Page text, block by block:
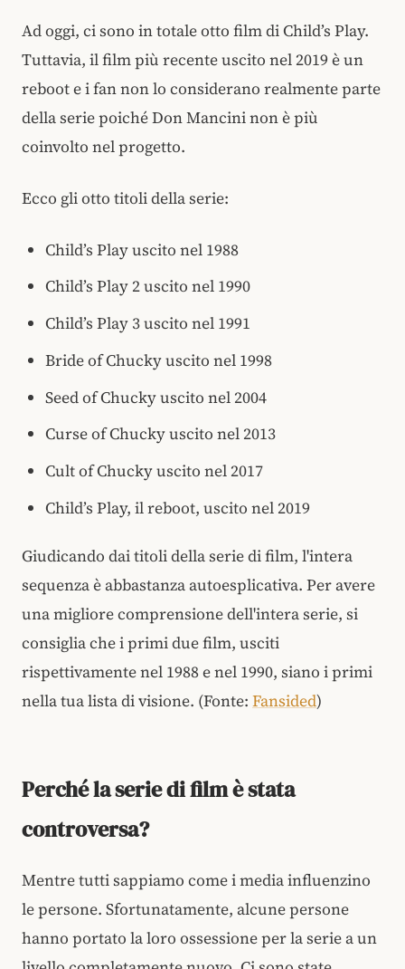
Ad oggi, ci sono in totale otto film di Child’s Play.
Tuttavia, il film più recente uscito nel 2019 è un
reboot e i fan non lo considerano realmente parte
della serie poiché Don Mancini non è più
coinvolto nel progetto.
Ecco gli otto titoli della serie:
Child’s Play uscito nel 1988
Child’s Play 2 uscito nel 1990
Child’s Play 3 uscito nel 1991
Bride of Chucky uscito nel 1998
Seed of Chucky uscito nel 2004
Curse of Chucky uscito nel 2013
Cult of Chucky uscito nel 2017
Child’s Play, il reboot, uscito nel 2019
Giudicando dai titoli della serie di film, l'intera
sequenza è abbastanza autoesplicativa. Per avere
una migliore comprensione dell'intera serie, si
consiglia che i primi due film, usciti
rispettivamente nel 1988 e nel 1990, siano i primi
nella tua lista di visione. (Fonte: Fansided)
Perché la serie di film è stata
controversa?
Mentre tutti sappiamo come i media influenzino
le persone. Sfortunatamente, alcune persone
hanno portato la loro ossessione per la serie a un